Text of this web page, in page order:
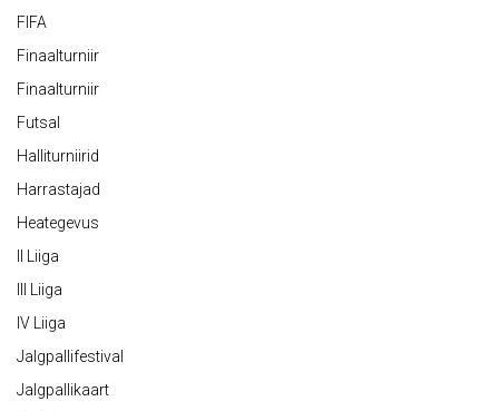
FIFA
Finaalturniir
Finaalturniir
Futsal
Halliturniirid
Harrastajad
Heategevus
II Liiga
III Liiga
IV Liiga
Jalgpallifestival
Jalgpallikaart